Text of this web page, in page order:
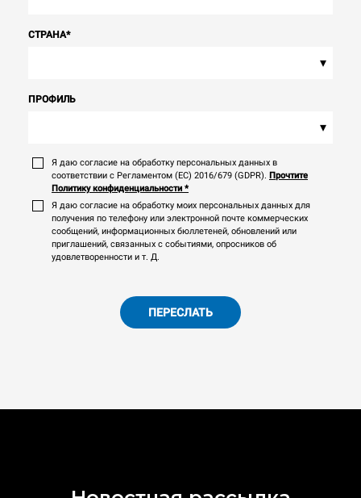
СТРАНА*
▾
ПРОФИЛЬ
▾
Я даю согласие на обработку персональных данных в
соответствии с Регламентом (ЕС) 2016/679 (GDPR). Прочтите
Политику конфиденциальности *
Я даю согласие на обработку моих персональных данных для
получения по телефону или электронной почте коммерческих
сообщений, информационных бюллетеней, обновлений или
приглашений, связанных с событиями, опросников об
удовлетворенности и т. Д.
ПЕРЕСЛАТЬ